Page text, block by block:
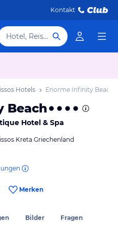
Kontakt
Hotel, Reiseziel
Hotels Enorme Infinity Beach
Beach
Hotel & Spa
Kreta Griechenland
Merken
Bilder Fragen